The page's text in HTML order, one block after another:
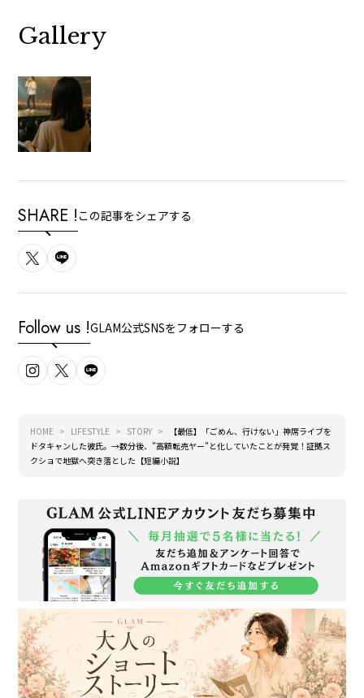
Gallery
SHARE ! この記事をシェアする
Follow us !GLAM公式SNSをフォローする
HOME LIFESTYLE STORY
【最低】「ごめん、行けない」神席ライブを
ドタキャンした彼氏。→数分後、”高額転売ヤー”と化していたことが発覚！証拠ス
クショで地獄へ突き落とした【短編小説】